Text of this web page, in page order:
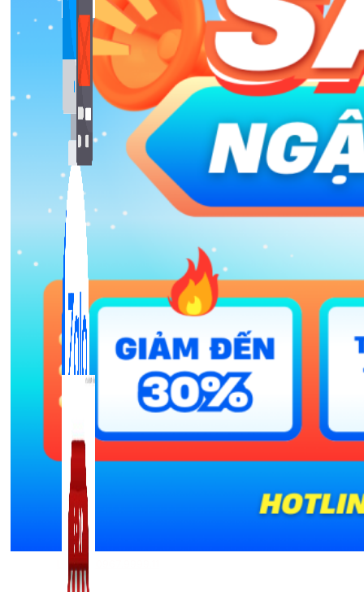
Bán Hàng Online
2,632 bài viết
New
Kiến Thức Website
309 bài viết
Liên hệ: 0967.9999.11